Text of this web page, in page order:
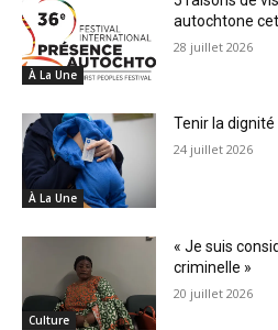
À La Une
autochtone
28 juillet 2026
À La Une
Tenir la
24 juillet 2026
Culture
« Je suis
criminelle »
20 juillet 2026